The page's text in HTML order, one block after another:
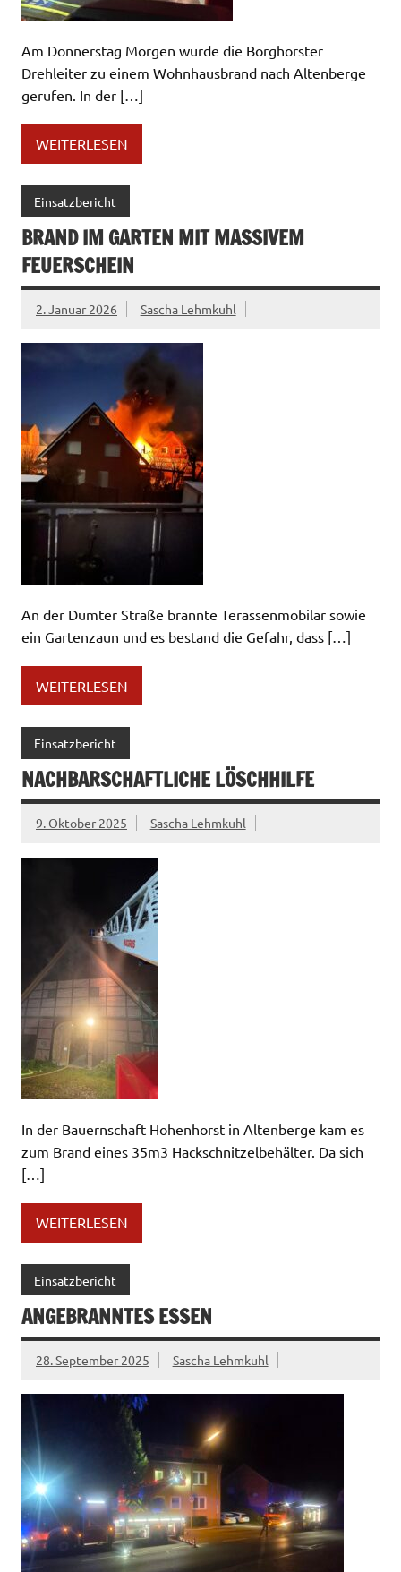
Am Donnerstag Morgen wurde die Borghorster
Drehleiter zu einem Wohnhausbrand nach Altenberge
gerufen. In der […]
WEITERLESEN
Einsatzbericht
BRAND IM GARTEN MIT MASSIVEM
FEUERSCHEIN
2. Januar 2026 Sascha Lehmkuhl
An der Dumter Straße brannte Terassenmobilar sowie
ein Gartenzaun und es bestand die Gefahr, dass […]
WEITERLESEN
Einsatzbericht
NACHBARSCHAFTLICHE LÖSCHHILFE
9. Oktober 2025 Sascha Lehmkuhl
In der Bauernschaft Hohenhorst in Altenberge kam es
zum Brand eines 35m3 Hackschnitzelbehälter. Da sich
[…]
WEITERLESEN
Einsatzbericht
ANGEBRANNTES ESSEN
28. September 2025 Sascha Lehmkuhl